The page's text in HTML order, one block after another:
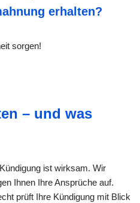
erhalten?
sorgen!
– und was
ist wirksam. Wir
Ihnen Ihre Ansprüche auf.
prüft Ihre Kündigung mit Blick